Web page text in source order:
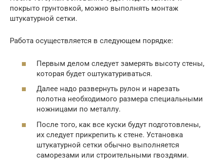
покрыто грунтовкой, можно выполнять монтаж
штукатурной сетки.
Работа осуществляется в следующем порядке:
Первым делом следует замерять высоту стены,
которая будет оштукатуриваться.
Далее надо развернуть рулон и нарезать
полотна необходимого размера специальными
ножницами по металлу.
После того, как все куски будут подготовлены,
их следует прикрепить к стене. Установка
штукатурной сетки обычно выполняется
саморезами или строительными гвоздями.